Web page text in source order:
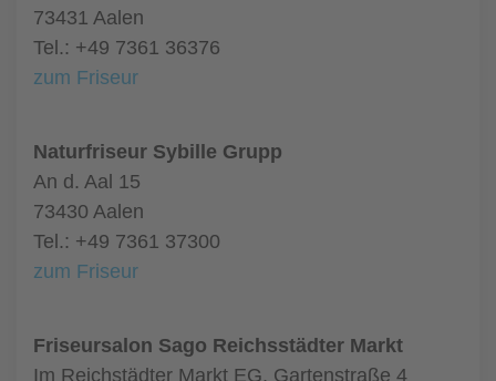
73431 Aalen
Tel.: +49 7361 36376
zum Friseur
Naturfriseur Sybille Grupp
An d. Aal 15
73430 Aalen
Tel.: +49 7361 37300
zum Friseur
Friseursalon Sago Reichsstädter Markt
Im Reichstädter Markt EG, Gartenstraße 4